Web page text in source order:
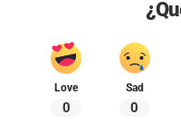
Love
0
Sad
0